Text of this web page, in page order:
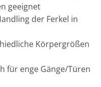
geeignet
der Ferkel in
Körpergrößen
für enge Gänge/Türen